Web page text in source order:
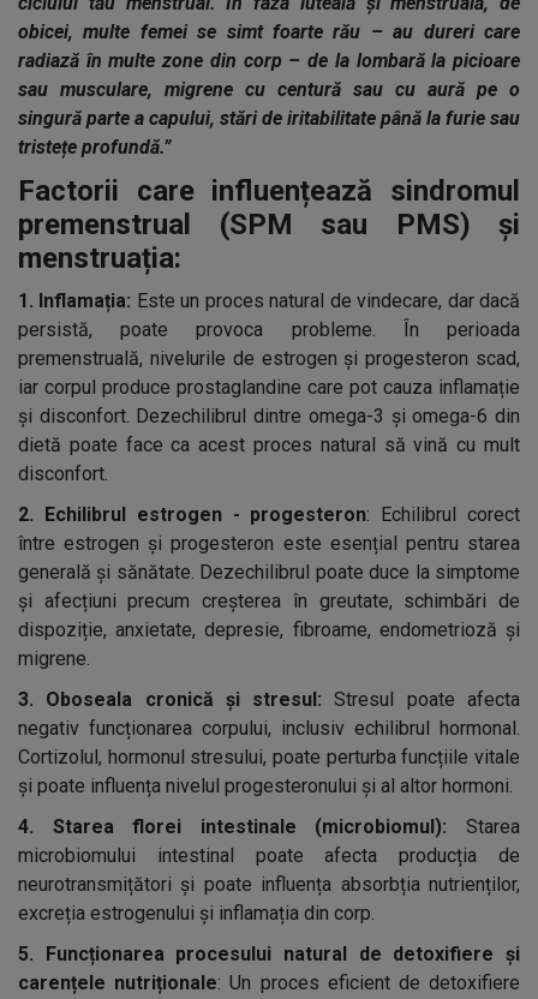
obicei, multe femei se simt foarte rău – au dureri care
radiază în multe zone din corp – de la lombară la picioare
sau musculare, migrene cu centură sau cu aură pe o
singură parte a capului, stări de iritabilitate până la furie sau
tristețe profundă.”
Factorii care influențează sindromul
premenstrual (SPM sau PMS) și
menstruația:
1. Inflamația: Este un proces natural de vindecare, dar dacă
persistă, poate provoca probleme. În perioada
premenstruală, nivelurile de estrogen și progesteron scad,
iar corpul produce prostaglandine care pot cauza inflamație
și disconfort. Dezechilibrul dintre omega-3 și omega-6 din
dietă poate face ca acest proces natural să vină cu mult
disconfort.
2. Echilibrul estrogen - progesteron: Echilibrul corect
între estrogen și progesteron este esențial pentru starea
generală și sănătate. Dezechilibrul poate duce la simptome
și afecțiuni precum creșterea în greutate, schimbări de
dispoziție, anxietate, depresie, fibroame, endometrioză și
migrene.
3. Oboseala cronică și stresul: Stresul poate afecta
negativ funcționarea corpului, inclusiv echilibrul hormonal.
Cortizolul, hormonul stresului, poate perturba funcțiile vitale
și poate influența nivelul progesteronului și al altor hormoni.
4. Starea florei intestinale (microbiomul): Starea
microbiomului intestinal poate afecta producția de
neurotransmițători și poate influența absorbția nutrienților,
excreția estrogenului și inflamația din corp.
5. Funcționarea procesului natural de detoxifiere și
carențele nutriționale: Un proces eficient de detoxifiere